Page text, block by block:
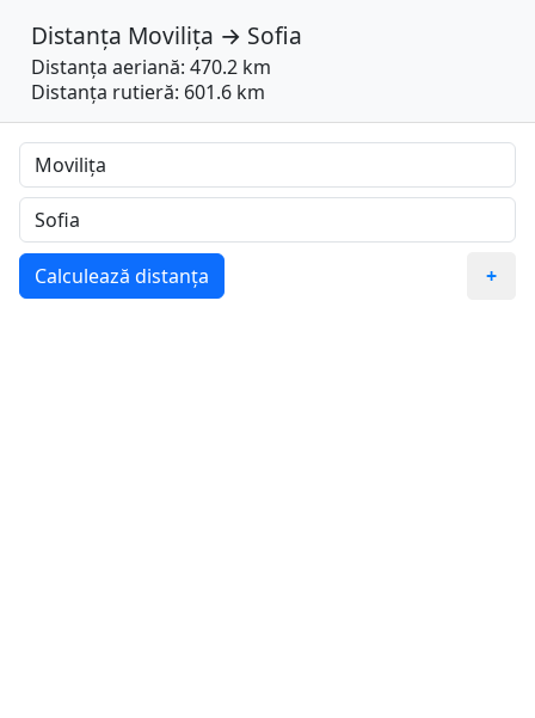
Distanța Movilița → Sofia
Distanța aeriană: 470.2 km
Distanța rutieră: 601.6 km
Calculează distanța +